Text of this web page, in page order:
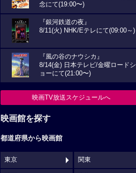
念にて(19:00〜)
『銀河鉄道の夜』
8/11(火) NHK/Eテレにて(09:00～)
『風の谷のナウシカ』
8/14(金) 日本テレビ/金曜ロードシ
ョーにて(21:00〜)
映画TV放送スケジュールへ
映画館を探す
都道府県から映画館
東京 関東